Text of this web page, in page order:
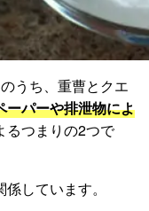
うち、重曹とクエ
ーパーや排泄物によ
るつまりの2つで
しています。